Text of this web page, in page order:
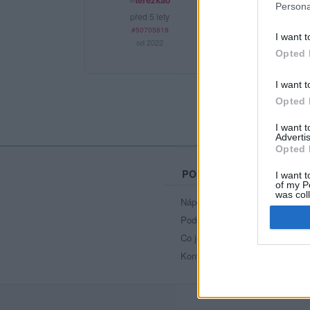
I want
Opted
I want
Opted
I want
Opted
I want
of my
was
Opted
před 5 lety
#50705619
PORTÁL
Nápověda
Podpořte nás
Co je nového
Kontakt